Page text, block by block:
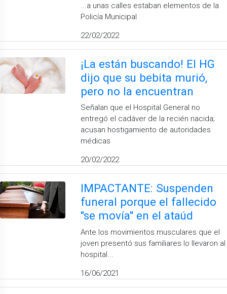
...a unas calles estaban elementos de la
Policía Municipal
22/02/2022
¡La están buscando! El HG
dijo que su bebita murió,
pero no la encuentran
Señalan que el Hospital General no
entregó el cadáver de la recién nacida;
acusan hostigamiento de autoridades
médicas
20/02/2022
IMPACTANTE: Suspenden
funeral porque el fallecido
''se movía'' en el ataúd
Ante los movimientos musculares que el
joven presentó sus familiares lo llevaron al
hospital...
16/06/2021